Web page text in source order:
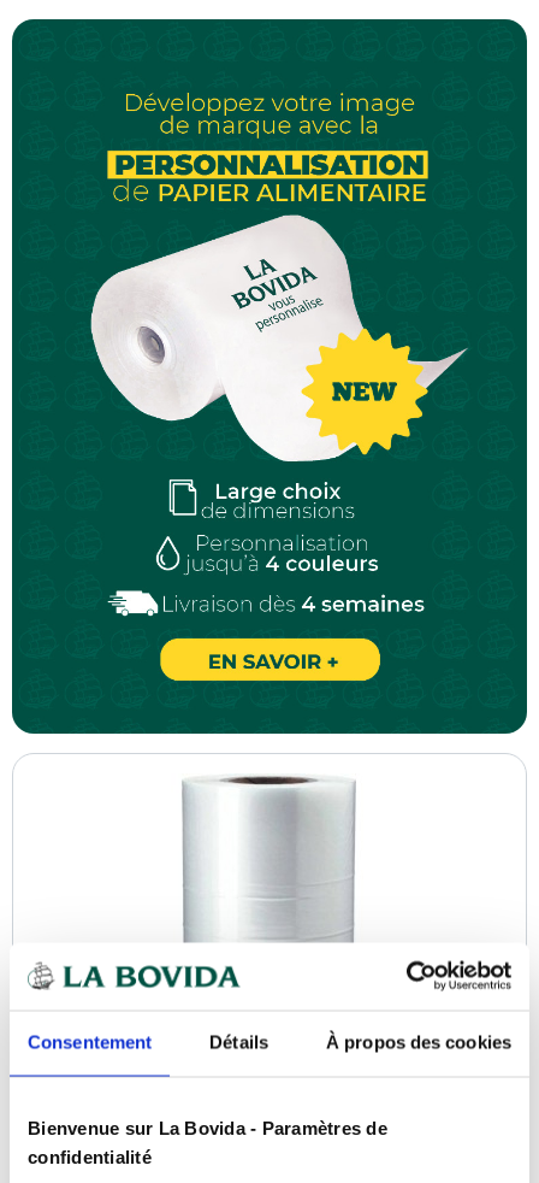
Consentement Détails À propos des cookies
Bienvenue sur La Bovida - Paramètres de
confidentialité
Film pelable 190 mm x 500 m
Référence :0101014261